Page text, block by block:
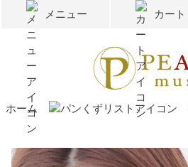
メニュー カート
ホーム